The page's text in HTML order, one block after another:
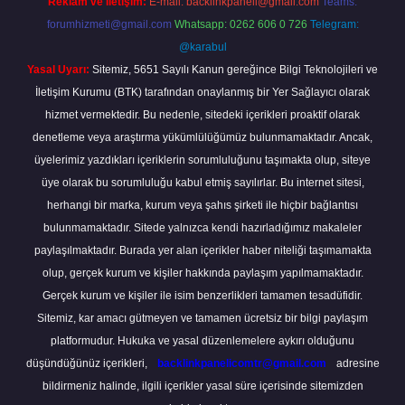
forumhizmeti@gmail.com Whatsapp: 0262 606 0 726 Telegram:
@karabul
Yasal Uyarı: Sitemiz, 5651 Sayılı Kanun gereğince Bilgi Teknolojileri ve
İletişim Kurumu (BTK) tarafından onaylanmış bir Yer Sağlayıcı olarak
hizmet vermektedir. Bu nedenle, sitedeki içerikleri proaktif olarak
denetleme veya araştırma yükümlülüğümüz bulunmamaktadır. Ancak,
üyelerimiz yazdıkları içeriklerin sorumluluğunu taşımakta olup, siteye
üye olarak bu sorumluluğu kabul etmiş sayılırlar. Bu internet sitesi,
herhangi bir marka, kurum veya şahıs şirketi ile hiçbir bağlantısı
bulunmamaktadır. Sitede yalnızca kendi hazırladığımız makaleler
paylaşılmaktadır. Burada yer alan içerikler haber niteliği taşımamakta
olup, gerçek kurum ve kişiler hakkında paylaşım yapılmamaktadır.
Gerçek kurum ve kişiler ile isim benzerlikleri tamamen tesadüfidir.
Sitemiz, kar amacı gütmeyen ve tamamen ücretsiz bir bilgi paylaşım
platformudur. Hukuka ve yasal düzenlemelere aykırı olduğunu
düşündüğünüz içerikleri,
backlinkpanelicomtr@gmail.com
adresine
bildirmeniz halinde, ilgili içerikler yasal süre içerisinde sitemizden